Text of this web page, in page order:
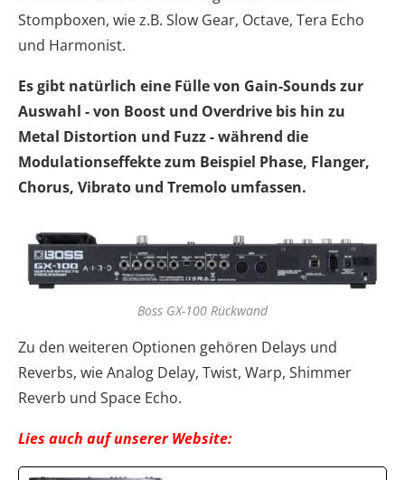
Stompboxen, wie z.B. Slow Gear, Octave, Tera Echo
und Harmonist.
Es gibt natürlich eine Fülle von Gain-Sounds zur
Auswahl - von Boost und Overdrive bis hin zu
Metal Distortion und Fuzz - während die
Modulationseffekte zum Beispiel Phase, Flanger,
Chorus, Vibrato und Tremolo umfassen.
Boss GX-100 Rückwand
Zu den weiteren Optionen gehören Delays und
Reverbs, wie Analog Delay, Twist, Warp, Shimmer
Reverb und Space Echo.
Lies auch auf unserer Website: